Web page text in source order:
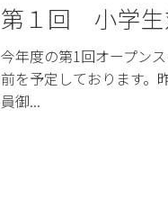
第１回 小学生
今年度の第1回オープン
前を予定しております。
員御...